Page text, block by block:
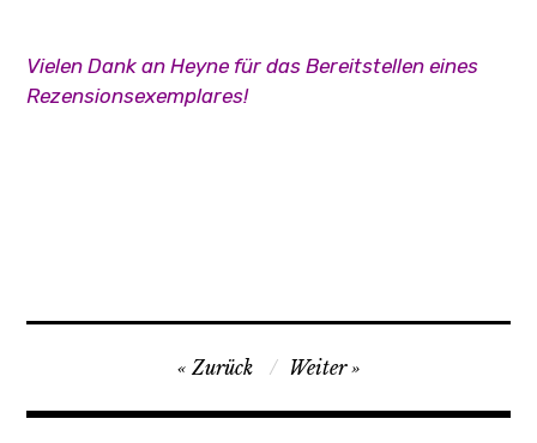
Vielen Dank an Heyne für das Bereitstellen eines
Rezensionsexemplares!
Beitragsnavigation
Zurück Weiter